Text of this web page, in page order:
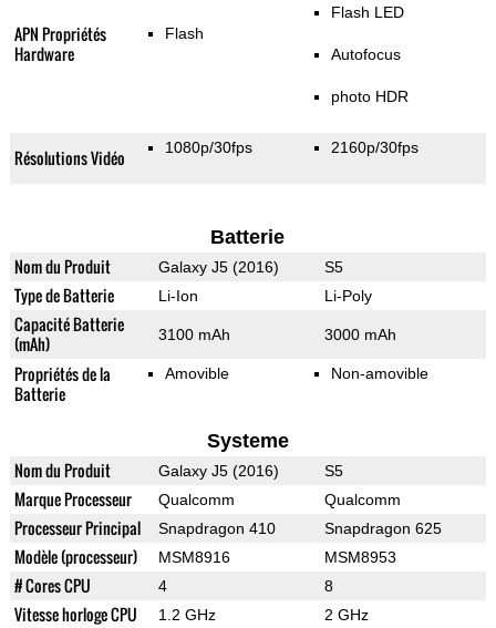
APN Propriétés
Hardware
Flash
Flash LED
Autofocus
photo HDR
Résolutions Vidéo 1080p/30fps 2160p/30fps
Batterie
Nom du Produit Galaxy J5 (2016) S5
Type de Batterie Li-Ion Li-Poly
Capacité Batterie
(mAh)
3100 mAh 3000 mAh
Propriétés de la
Batterie
Amovible Non-amovible
Systeme
Nom du Produit Galaxy J5 (2016) S5
Marque Processeur Qualcomm Qualcomm
Processeur Principal Snapdragon 410 Snapdragon 625
Modèle (processeur) MSM8916 MSM8953
# Cores CPU 4 8
Vitesse horloge CPU 1.2 GHz 2 GHz